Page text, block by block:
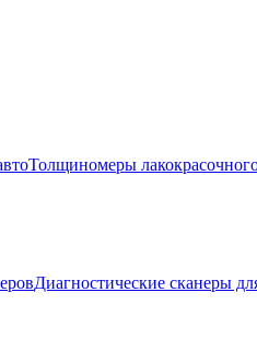
Толщиномеры
Диагностические сканеры